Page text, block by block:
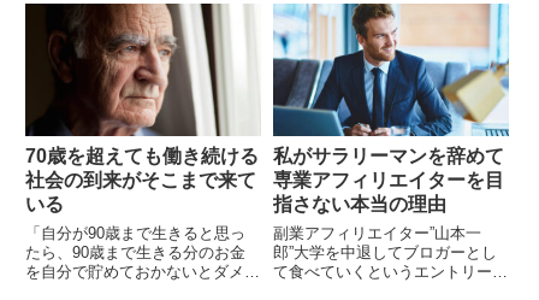
らくのススメ」を読みました。
いや、上京するの面倒くさいし地
元の方が楽だよね:...
なので別の角度から改めて記事に
したいと思います。 成約するサ
イトとできないサイト...
70歳を超えても働き続ける
社会の到来がそこまで来て
いる
「自分が90歳まで生きると思っ
たら、90歳まで生きる分のお金
を自分で貯めておかないとダメな
私がサラリーマンを辞めて
専業アフィリエイターを目
指さない本当の理由
副業アフィリエイター”山本一
郎”大学を中退してブロガーとし
て食べていくというエントリー